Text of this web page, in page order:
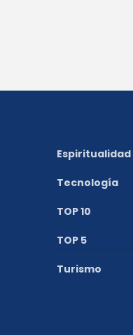
Espiritualidad
Tecnología
TOP 10
TOP 5
Turismo